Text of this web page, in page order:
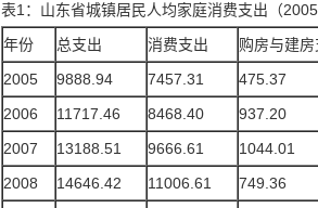
表1：山东省城镇居民人均家庭消费支出（
年份
总支出 消费支出 购房与建房
2005
9888.94 7457.31 475.37
2006
11717.46 8468.40 937.20
2007
13188.51 9666.61 1044.01
2008
14646.42 11006.61 749.36